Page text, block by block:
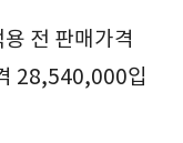
전 판매가격
28,540,000입